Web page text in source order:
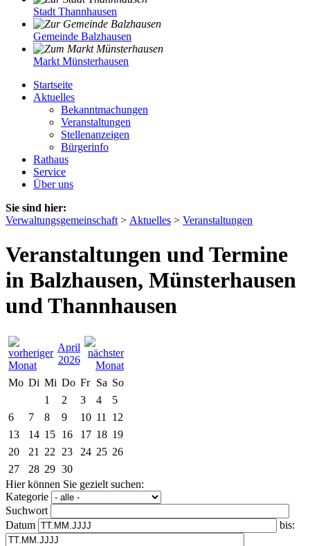
Stadt Thannhausen
Gemeinde Balzhausen
Markt Münsterhausen
Startseite
Aktuelles
Bekanntmachungen
Veranstaltungen
Stellenanzeigen
Bürgerinfo
Rathaus
Service
Über uns
Sie sind hier:
Verwaltungsgemeinschaft > Aktuelles > Veranstaltungen
Veranstaltungen und Termine
in Balzhausen, Münsterhausen
und Thannhausen
April
2026
Mo Di Mi Do Fr Sa So
1
2 3 4
5
6
7 8 9 10 11
12
13
14 15 16 17 18 19
20
21 22 23 24 25 26
27
28 29 30
Hier können Sie gezielt suchen:
Kategorie
Suchwort
Datum
bis: